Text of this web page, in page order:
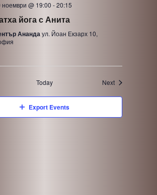
ноември @ 19:00 -20:15
йога с Анита
Анандаул. Йоан Екзарх 10,
Today NextEvents
Export Events